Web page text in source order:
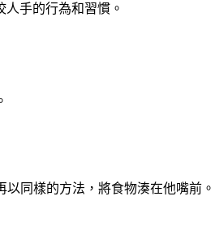
手的行為和習慣。
同樣的方法，將食物湊在他嘴前。